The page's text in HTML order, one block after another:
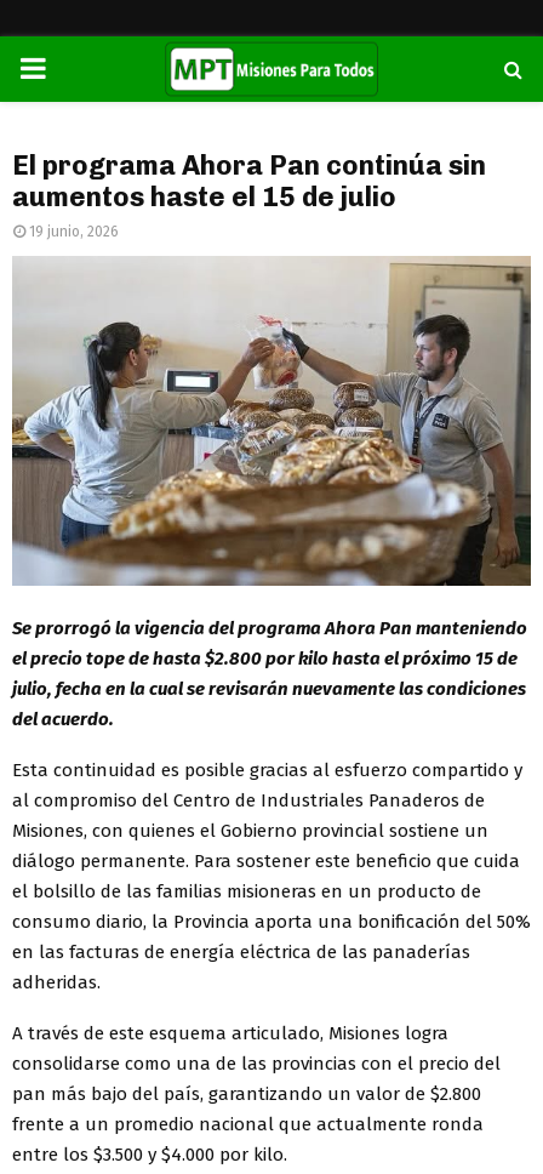
PRIMARY
El programa Ahora Pan continúa sin
aumentos haste el 15 de julio
19 junio, 2026
Se prorrogó la vigencia del programa Ahora Pan manteniendo
el precio tope de hasta $2.800 por kilo hasta el próximo 15 de
julio, fecha en la cual se revisarán nuevamente las condiciones
del acuerdo.
Esta continuidad es posible gracias al esfuerzo compartido y
al compromiso del Centro de Industriales Panaderos de
Misiones, con quienes el Gobierno provincial sostiene un
diálogo permanente. Para sostener este beneficio que cuida
el bolsillo de las familias misioneras en un producto de
consumo diario, la Provincia aporta una bonificación del 50%
en las facturas de energía eléctrica de las panaderías
adheridas.
A través de este esquema articulado, Misiones logra
consolidarse como una de las provincias con el precio del
pan más bajo del país, garantizando un valor de $2.800
frente a un promedio nacional que actualmente ronda
entre los $3.500 y $4.000 por kilo.